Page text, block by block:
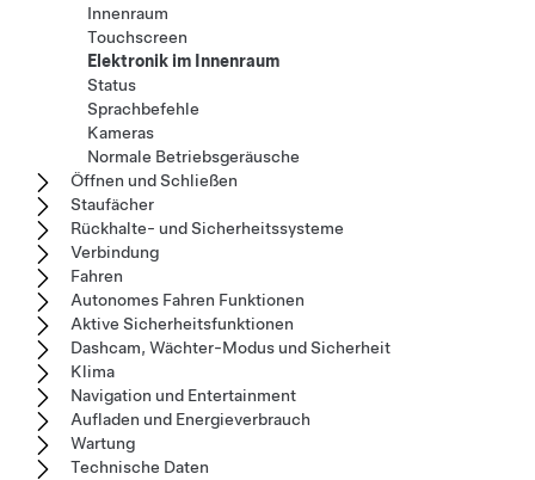
Innenraum
Touchscreen
Elektronik im Innenraum
Status
Sprachbefehle
Kameras
Normale Betriebsgeräusche
Öffnen und Schließen
Staufächer
Rückhalte- und Sicherheitssysteme
Verbindung
Fahren
Autonomes Fahren Funktionen
Aktive Sicherheitsfunktionen
Dashcam, Wächter-Modus und Sicherheit
Klima
Navigation und Entertainment
Aufladen und Energieverbrauch
Wartung
Technische Daten